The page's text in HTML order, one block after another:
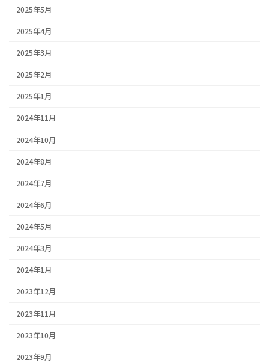
2025年5月
2025年4月
2025年3月
2025年2月
2025年1月
2024年11月
2024年10月
2024年8月
2024年7月
2024年6月
2024年5月
2024年3月
2024年1月
2023年12月
2023年11月
2023年10月
2023年9月